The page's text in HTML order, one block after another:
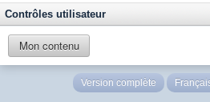
Contrôles utilisateur
Mon contenu
Version complète